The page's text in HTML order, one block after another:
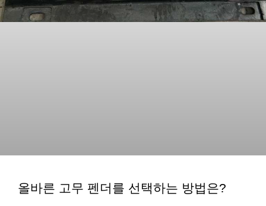
올바른 고무 펜더를 선택하는 방법은?